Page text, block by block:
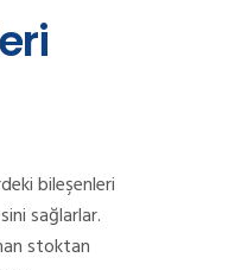
bileşenleri
sağlarlar.
stoktan